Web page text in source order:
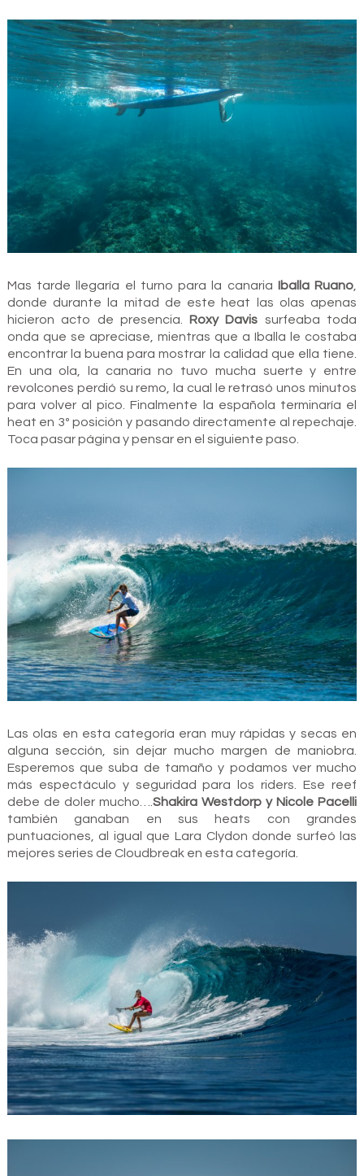
Mas tarde llegaría el turno para la canaria Iballa Ruano
donde durante la mitad de este heat las olas apenas
hicieron acto de presencia. Roxy Davis surfeaba toda
onda que se apreciase, mientras que a Iballa le costaba
encontrar la buena para mostrar la calidad que ella tiene.
En una ola, la canaria no tuvo mucha suerte y entre
revolcones perdió su remo, la cual le retrasó unos minutos
para volver al pico. Finalmente la española terminaría el
heat en 3º posición y pasando directamente al repechaje.
Toca pasar página y pensar en el siguiente paso.
Las olas en esta categoría eran muy rápidas y secas en
alguna sección, sin dejar mucho margen de maniobra.
Esperemos que suba de tamaño y podamos ver mucho
más espectáculo y seguridad para los riders. Ese reef
debe de doler mucho…. Shakira Westdorp y Nicole Pacelli
también ganaban en sus heats con grandes
puntuaciones, al igual que Lara Clydon donde surfeó las
mejores series de Cloudbreak en esta categoría.